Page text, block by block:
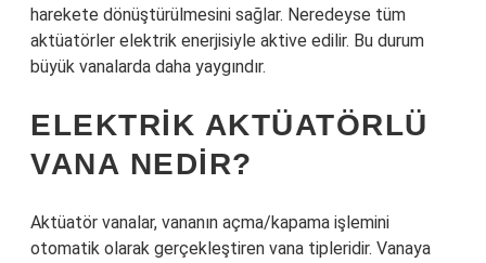
harekete dönüştürülmesini sağlar. Neredeyse tüm
aktüatörler elektrik enerjisiyle aktive edilir. Bu durum
büyük vanalarda daha yaygındır.
ELEKTRIK AKTÜATÖRLÜ
VANA NEDIR?
Aktüatör vanalar, vananın açma/kapama işlemini
otomatik olarak gerçekleştiren vana tipleridir. Vanaya